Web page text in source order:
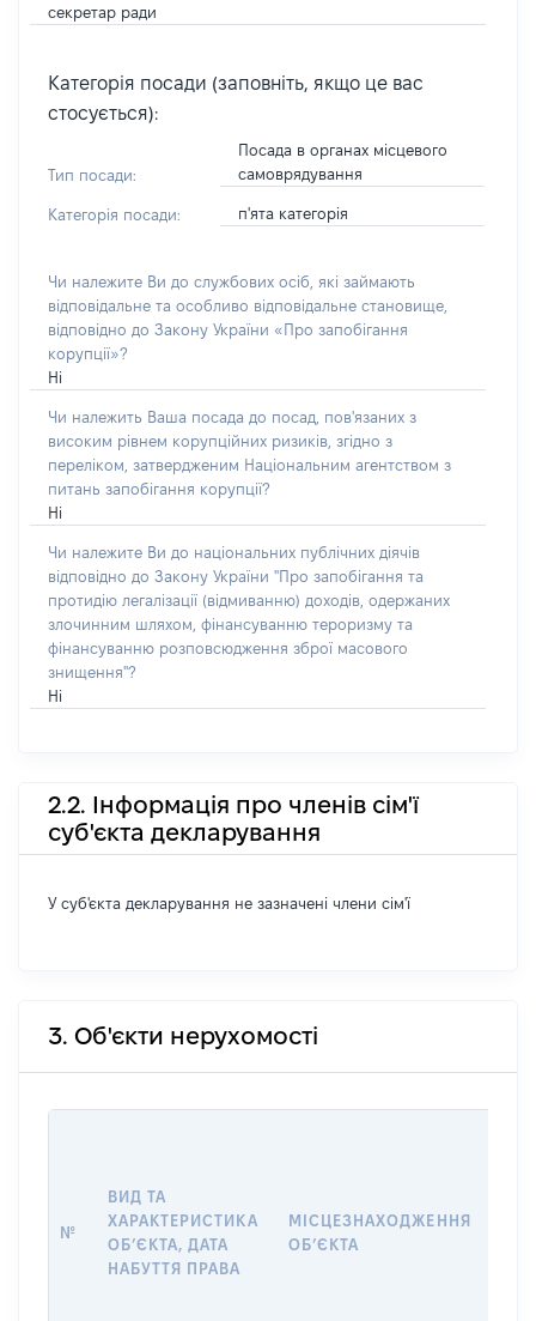
секретар ради
Категорія посади (заповніть, якщо це вас
стосується):
Тип посади:
Посада в органах місцевого
самоврядування
Категорія посади: п'ята категорія
Чи належите Ви до службових осіб, які займають
відповідальне та особливо відповідальне становище,
відповідно до Закону України «Про запобігання
корупції»?
Ні
Чи належить Ваша посада до посад, пов'язаних з
високим рівнем корупційних ризиків, згідно з
переліком, затвердженим Національним агентством з
питань запобігання корупції?
Ні
Чи належите Ви до національних публічних діячів
відповідно до Закону України "Про запобігання та
протидію легалізації (відмиванню) доходів, одержаних
злочинним шляхом, фінансуванню тероризму та
фінансуванню розповсюдження зброї масового
знищення"?
Ні
2.2. Інформація про членів сім'ї
суб'єкта декларування
У суб'єкта декларування не зазначені члени сім'ї
3. Об'єкти нерухомості
№
ВИД ТА
ХАРАКТЕРИСТИКА
ОБʼЄКТА, ДАТА
НАБУТТЯ ПРАВА
МІСЦЕЗНАХОДЖЕННЯ
ОБʼЄКТА